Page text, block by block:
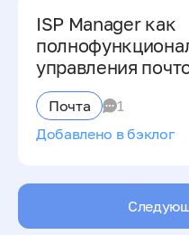
ISP Manager как
управления
Почта
1
Добавлено в бэклог